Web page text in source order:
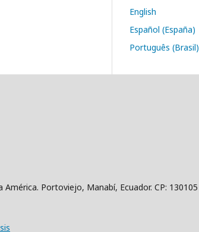
English
Español (España)
Português (Brasil)
Portoviejo, Manabí, Ecuador. CP: 130105